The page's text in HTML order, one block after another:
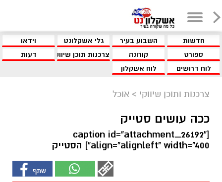
חדשות השבוע בעיר גלי אשקלונט
וידאו
ספורט
קורונה צרכנות תוכן שיווקי
דעות
לוח דרושים
לוח אשקלון
צרכנות ותוכן שיווקי > אוכל
ככה עושים סטייק
[caption id="attachment_26192"
align="alignleft" width="400"] הסטייק